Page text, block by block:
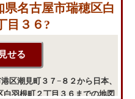
県名古屋市瑞穂区白
目３６?
区潮見町３７−８２から日本、
白羽根町２丁目３６までの地図